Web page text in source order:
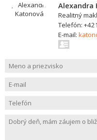
Alexandra
Realitný
Telefón:
E-mail: